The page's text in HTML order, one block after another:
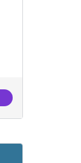
alternatius